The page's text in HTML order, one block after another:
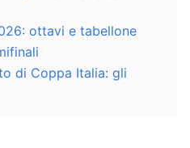
ottavi e tabellone
di Coppa Italia: gli